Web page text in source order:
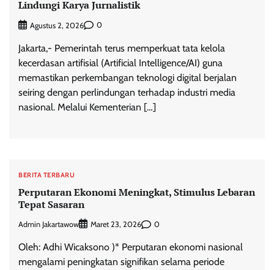
Lindungi Karya Jurnalistik
Agustus 2, 2026 0
Jakarta,- Pemerintah terus memperkuat tata kelola
kecerdasan artifisial (Artificial Intelligence/AI) guna
memastikan perkembangan teknologi digital berjalan
seiring dengan perlindungan terhadap industri media
nasional. Melalui Kementerian […]
BERITA TERBARU
Perputaran Ekonomi Meningkat, Stimulus Lebaran
Tepat Sasaran
Admin Jakartawow Maret 23, 2026 0
Oleh: Adhi Wicaksono )* Perputaran ekonomi nasional
mengalami peningkatan signifikan selama periode